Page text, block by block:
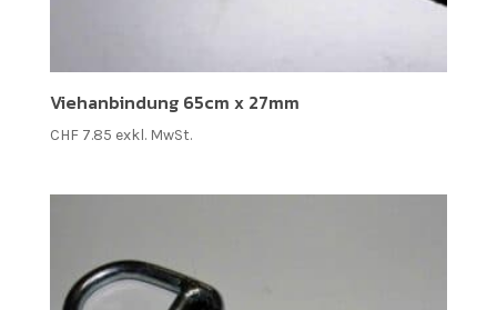
Viehanbindung 65cm x 27mm
CHF7.85 exkl. MwSt.